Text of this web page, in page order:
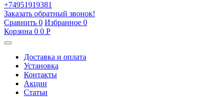
+74951919381
Заказать обратный звонок!
Сравнить 0 Избранное 0
Корзина 0 0 Р
Доставка и оплата
Установка
Контакты
Акции
Статьи